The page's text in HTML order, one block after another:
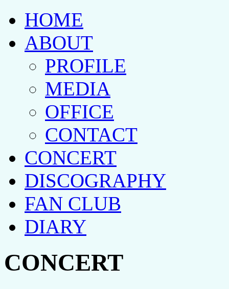
HOME
ABOUT
PROFILE
MEDIA
OFFICE
CONTACT
CONCERT
DISCOGRAPHY
FAN CLUB
DIARY
CONCERT